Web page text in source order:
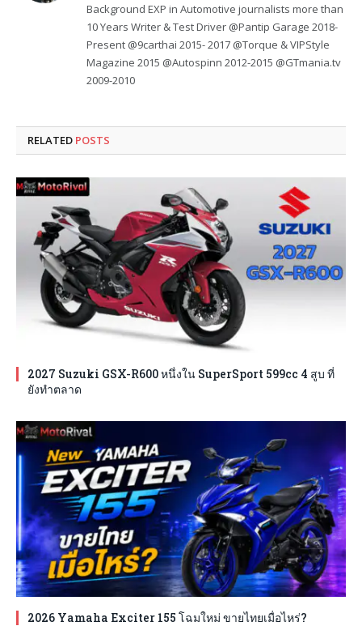
Background EXP in Automotive journalists more than
10 Years Writer & Test Driver @Pantip Garage 2018-
Present @9carthai 2015- 2017 @Torque & VIPStyle
Magazine 2015 @Autospinn 2012-2015 @GTmania.tv
2009-2010
RELATED POSTS
2027 Suzuki GSX-R600 หนึ่งใน SuperSport 599cc 4 สูบ ที่
ยังทำตลาด
2026 Yamaha Exciter 155 โฉมใหม่ ขายไทยเมื่อไหร่?